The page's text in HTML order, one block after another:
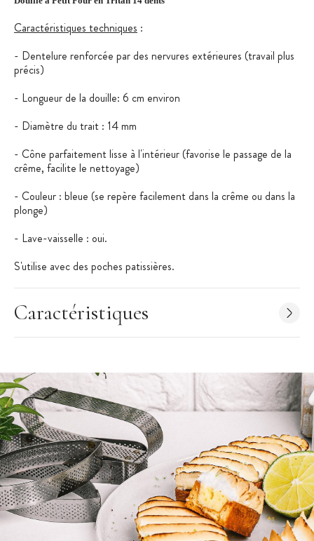
Caractéristiques techniques :
- Dentelure renforcée par des nervures extérieures (travail plus
précis)
- Longueur de la douille: 6 cm environ
- Diamètre du trait : 14 mm
- Cône parfaitement lisse à l'intérieur (favorise le passage de la
crême, facilite le nettoyage)
- Couleur : bleue (se repère facilement dans la crême ou dans la
plonge)
- Lave-vaisselle : oui.
S'utilise avec des poches patissières.
Caractéristiques